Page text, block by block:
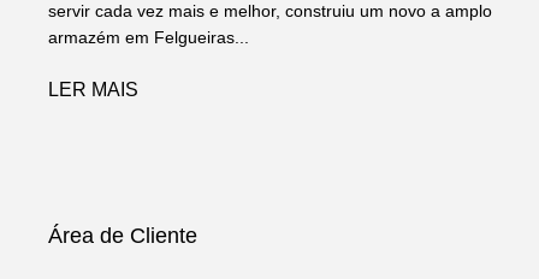
servir cada vez mais e melhor, construiu um novo a amplo
armazém em Felgueiras...
LER MAIS
Área de Cliente